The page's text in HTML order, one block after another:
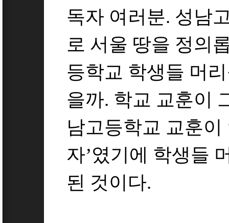
독자 여러분. 성남
로 서울 땅을 정의
등학교 학생들 머
을까. 학교 교훈이
남고등학교 교훈이
자’였기에 학생들
된 것이다.